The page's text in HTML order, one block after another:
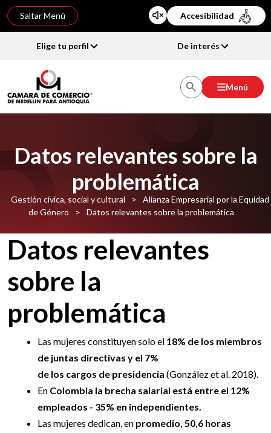
Saltar Menú Accesibilidad
Elige tu perfil De interés
Menú
Datos relevantes sobre la
problemática
Gestión cívica, social y cultural >
Alianza Empresarial por la Equidad
de Género
> Datos relevantes sobre la problemática
Datos relevantes
sobre la
problemática
Las mujeres constituyen solo el 18% de los miembros
de juntas directivas y el 7%
de los cargos de presidencia (González et al. 2018).
En Colombia la brecha salarial está entre el 12%
empleados - 35% en independientes.
Las mujeres dedican, en promedio, 50,6 horas